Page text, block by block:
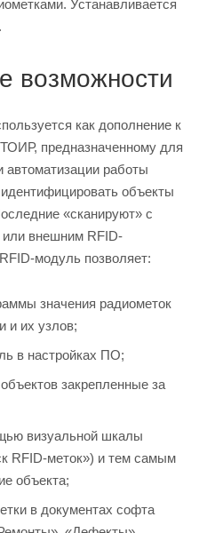
Устанавливается
возможности
как дополнение к
предназначенному для
работы
объекты
«сканируют» с
внешним RFID-
модуль позволяет:
значения радиометок
и их узлов;
в настройках ПО;
закрепленные за
визуальной шкалы
RFID-меток») и тем самым
объекта;
в документах софта